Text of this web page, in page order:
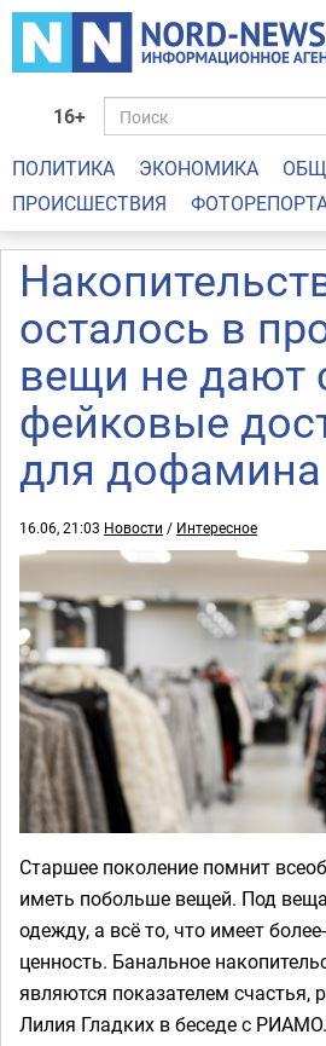
16+
ПОЛИТИКА ЭКОНОМИКА
ПРОИСШЕСТВИЯ
осталось в
вещи не дают
фейковые
для дофамина
16.06, 21:03 Новости / Интересное
Старшее поколение помнит
иметь побольше вещей. Под
одежду, а всё то, что имеет
ценность. Банальное
являются показателем счастья,
Лилия Гладких в беседе с РИАМО.